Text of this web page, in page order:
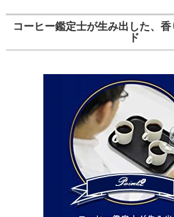
コーヒー鑑定士が生み出した、
ド